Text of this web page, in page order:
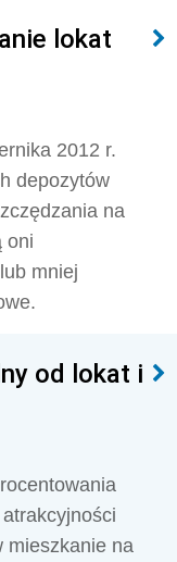
lokat
2012 r.
depozytów
na
oni
mniej
od lokat i
mieszkanie na